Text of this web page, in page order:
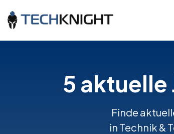
5 aktuelle
Finde
in Technik &